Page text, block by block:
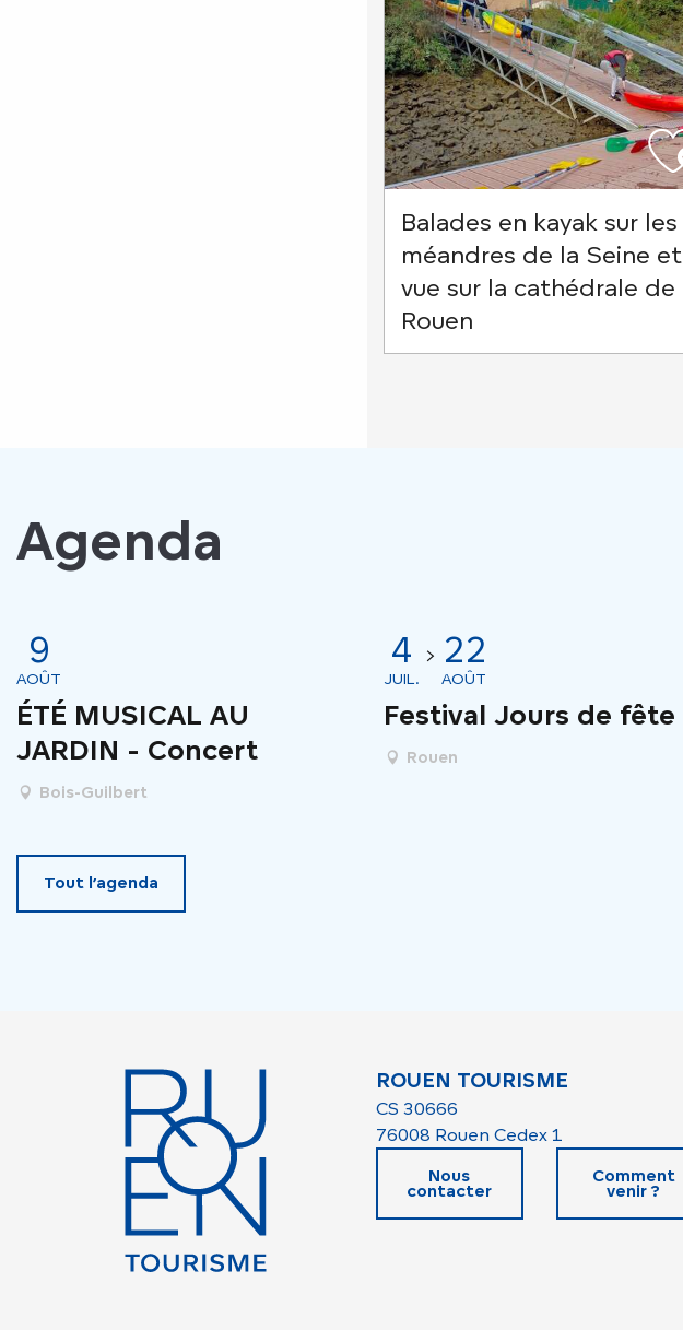
Balades en kayak sur les
méandres de la Seine et
vue sur la cathédrale de
Rouen
Agenda
9
AOÛT
ÉTÉ MUSICAL AU
JARDIN - Concert
Bois-Guilbert
4
JUIL.
22
AOÛT
Festival Jours de fête
Rouen
Tout l’agenda
ROUEN TOURISME
CS 30666
76008 Rouen Cedex 1
Nous
contacter
Comment
venir ?